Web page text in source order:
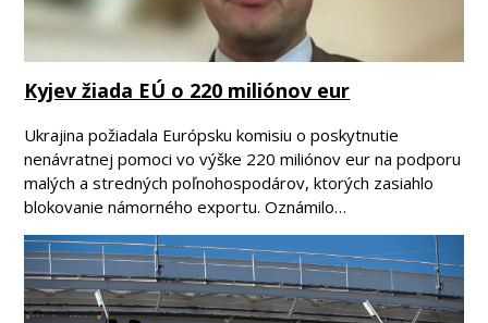
Kyjev žiada EÚ o 220 miliónov eur
Ukrajina požiadala Európsku komisiu o poskytnutie
nenávratnej pomoci vo výške 220 miliónov eur na podporu
malých a stredných poľnohospodárov, ktorých zasiahlo
blokovanie námorného exportu. Oznámilo…